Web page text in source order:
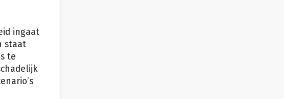
ingaat
staat
te